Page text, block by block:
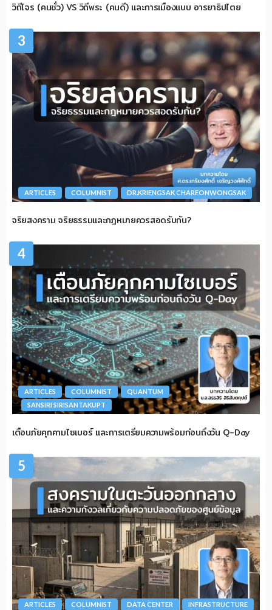
วิถีโจร (คนชั่ว) VS วิถีพระ (คนดี) และการเมืองแบบ อารยาธิปไตย
3
ARTICLES COLUMNIST DR.KRIENGSAK CHAREONWONGSAK
จริยสงคราม จริยธรรมและกฎหมายควรสอดรับกัน?
4
ARTICLES COLUMNIST
QUANTUM
SANSIRI SIRISANTAKUPT
เตือนภัยคุกคามไซเบอร์ และการเตรียมความพร้อมก่อนถึงวัน Q-Day
5
ARTICLES COLUMNIST DATA CENTER INFRASTRUCTURE